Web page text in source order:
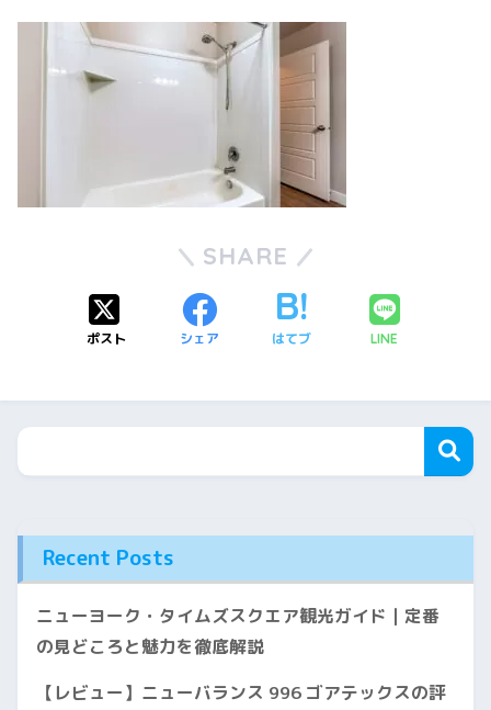
SHARE
ポスト シェア はてブ LINE
Recent Posts
ニューヨーク・タイムズスクエア観光ガイド｜定番
の見どころと魅力を徹底解説
【レビュー】ニューバランス 996 ゴアテックスの評